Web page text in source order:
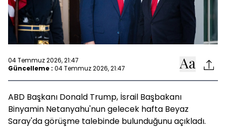
04 Temmuz 2026, 21:47
Güncelleme : 04 Temmuz 2026, 21:47
ABD Başkanı Donald Trump, İsrail Başbakanı
Binyamin Netanyahu'nun gelecek hafta Beyaz
Saray'da görüşme talebinde bulunduğunu açıkladı.